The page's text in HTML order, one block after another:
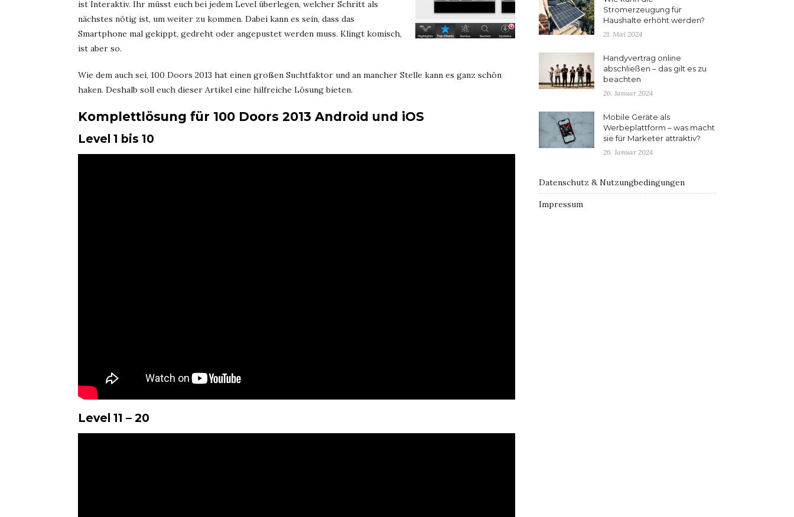
ist Interaktiv. Ihr müsst euch bei jedem Level überlegen, welcher Schritt als
nächstes nötig ist, um weiter zu kommen. Dabei kann es sein, dass das
Smartphone mal gekippt, gedreht oder angepustet werden muss. Klingt komisch,
ist aber so.
Wie dem auch sei, 100 Doors 2013 hat einen großen Suchtfaktor und an mancher Stelle kann es ganz schön
haken. Deshalb soll euch dieser Artikel eine hilfreiche Lösung bieten.
Komplettlösung für 100 Doors 2013 Android und iOS
Level 1 bis 10
Level 11 – 20
Stromerzeugung für
Haushalte erhöht werden?
21. Mai 2024
Handyvertrag online
abschließen – das gilt es zu
beachten
26. Januar 2024
Mobile Geräte als
Werbeplattform – was macht
sie für Marketer attraktiv?
26. Januar 2024
Datenschutz & Nutzungbedingungen
Impressum